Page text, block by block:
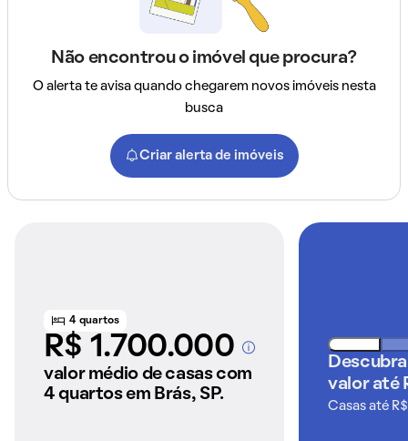
Não encontrou o imóvel que procura?
O alerta te avisa quando chegarem novos imóveis nesta
busca
Criar alerta de imóveis
4 quartos
R$ 1.700.000A partir dos imóveis
anunciados pelo
valor médio de casas com
4 quartos em Brás, SP.
valor até
Casas até